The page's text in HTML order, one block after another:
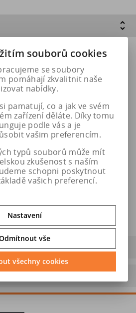
souborů cookies
se soubory
pomáhají zkvalitnit naše
nabídky.
pamatují, co a jak ve svém
zařízení děláte. Díky tomu
podle vás a je
vašim preferencím.
typů souborů může mít
zkušenost s naším
schopni poskytnout
vašich preferencí.
Nastavení
vše
všechny cookies